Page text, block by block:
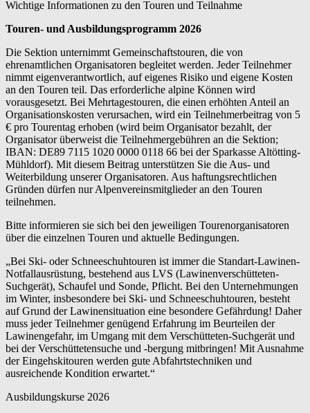
Wichtige Informationen zu den Touren und Teilnahme
Touren- und Ausbildungsprogramm 2026
Die Sektion unternimmt Gemeinschaftstouren, die von
ehrenamtlichen Organisatoren begleitet werden. Jeder Teilnehmer
nimmt eigenverantwortlich, auf eigenes Risiko und eigene Kosten
an den Touren teil. Das erforderliche alpine Können wird
vorausgesetzt. Bei Mehrtagestouren, die einen erhöhten Anteil an
Organisationskosten verursachen, wird ein Teilnehmerbeitrag von 5
€ pro Tourentag erhoben (wird beim Organisator bezahlt, der
Organisator überweist die Teilnehmergebühren an die Sektion;
IBAN: DE89 7115 1020 0000 0118 66 bei der Sparkasse Altötting-
Mühldorf). Mit diesem Beitrag unterstützen Sie die Aus- und
Weiterbildung unserer Organisatoren. Aus haftungsrechtlichen
Gründen dürfen nur Alpenvereinsmitglieder an den Touren
teilnehmen.
Bitte informieren sie sich bei den jeweiligen Tourenorganisatoren
über die einzelnen Touren und aktuelle Bedingungen.
„Bei Ski- oder Schneeschuhtouren ist immer die Standart-Lawinen-
Notfallausrüstung, bestehend aus LVS (Lawinenverschütteten-
Suchgerät), Schaufel und Sonde, Pflicht. Bei den Unternehmungen
im Winter, insbesondere bei Ski- und Schneeschuhtouren, besteht
auf Grund der Lawinensituation eine besondere Gefährdung! Daher
muss jeder Teilnehmer genügend Erfahrung im Beurteilen der
Lawinengefahr, im Umgang mit dem Verschütteten-Suchgerät und
bei der Verschüttetensuche und -bergung mitbringen! Mit Ausnahme
der Eingehskitouren werden gute Abfahrtstechniken und
ausreichende Kondition erwartet.“
Ausbildungskurse 2026